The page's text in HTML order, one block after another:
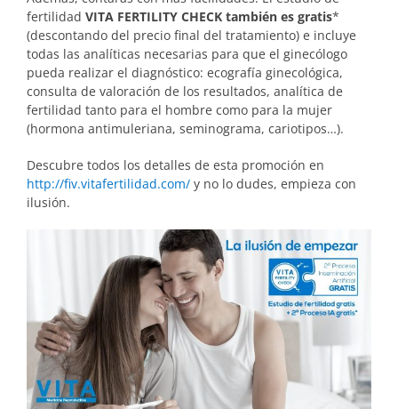
fertilidad VITA FERTILITY CHECK también es gratis*
(descontando del precio final del tratamiento) e incluye
todas las analíticas necesarias para que el ginecólogo
pueda realizar el diagnóstico: ecografía ginecológica,
consulta de valoración de los resultados, analítica de
fertilidad tanto para el hombre como para la mujer
(hormona antimuleriana, seminograma, cariotipos…).
Descubre todos los detalles de esta promoción en
http://fiv.vitafertilidad.com/ y no lo dudes, empieza con
ilusión.